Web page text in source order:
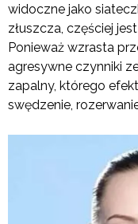
widoczne jako
złuszcza, częściej
Ponieważ wzrasta
agresywne czynniki
zapalny, którego
swędzenie,